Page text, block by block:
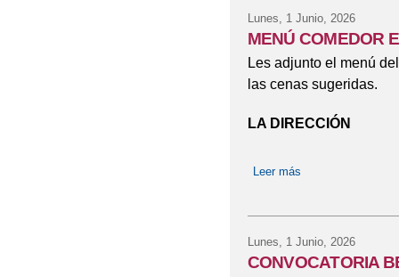
Lunes, 1 Junio, 2026
MENÚ COMEDOR
Les adjunto el menú
las cenas sugeridas.
LA DIRECCIÓN
Leer más
Lunes, 1 Junio, 2026
CONVOCATORIA